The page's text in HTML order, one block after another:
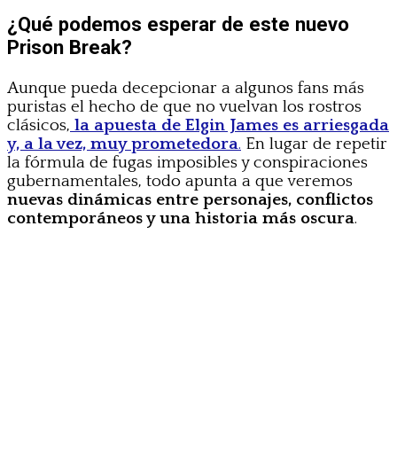
¿Qué podemos esperar de este nuevo
Prison Break?
Aunque pueda decepcionar a algunos fans más
puristas el hecho de que no vuelvan los rostros
clásicos, la apuesta de Elgin James es arriesgada
y, a la vez, muy prometedora. En lugar de repetir
la fórmula de fugas imposibles y conspiraciones
gubernamentales, todo apunta a que veremos
nuevas dinámicas entre personajes, conflictos
contemporáneos y una historia más oscura.